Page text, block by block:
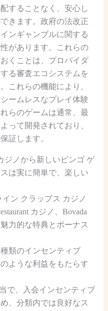
することなく、安心し
きます。政府の法改正
ンギャンブルに関する
があります。これらの
くことは、プロバイダ
る審査エコシステムを
これらの機能により、
ームレスなプレイ体験
らのゲームは通常、最
って開発されており、
証します。
ジノから新しいビンゴ ゲ
は実に簡単で、楽しい
ン クラップス カジノ
カジノ、Bovada
力的な特典とボーナス
類のインセンティブ
ような利益をもたらす
で、入会インセンティブ
、分類内では良好なス